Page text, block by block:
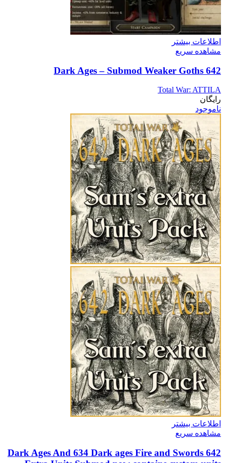
اطلاعات بیشتر
مشاهده سریع
642 Dark Ages – Submod Weaker Goths
Total War: ATTILA
رایگان
ناموجود
اطلاعات بیشتر
مشاهده سریع
642 Dark Ages And 634 Dark ages Fire and Swords